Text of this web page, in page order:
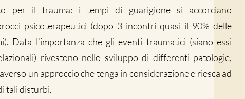
per il trauma: i tempi di guarigione si accorciano
psicoterapeutici (dopo 3 incontri quasi il 90% delle
Data l’importanza che gli eventi traumatici (siano essi
rivestono nello sviluppo di differenti patologie,
un approccio che tenga in considerazione e riesca ad
tali disturbi.